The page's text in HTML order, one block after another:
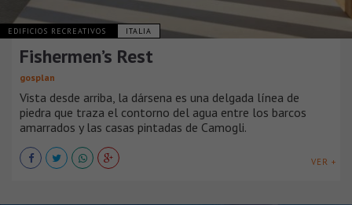
EDIFICIOS RECREATIVOS ITALIA
Fishermen’s Rest
gosplan
Vista desde arriba, la dársena es una delgada línea de
piedra que traza el contorno del agua entre los barcos
amarrados y las casas pintadas de Camogli.
VER +